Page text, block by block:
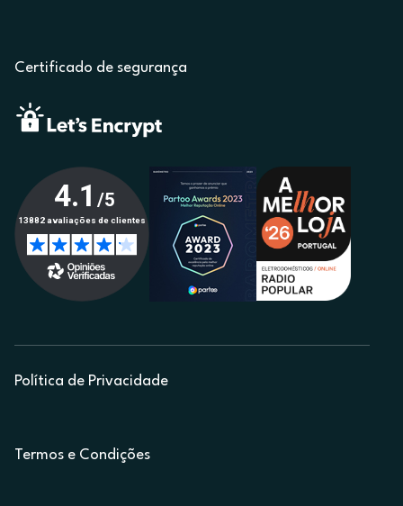
Certificado de segurança
Política de Privacidade
Termos e Condições